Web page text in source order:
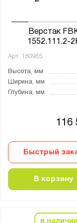
Верстак
1552.111.2-
Арт. 180965
Высота, мм
Ширина, мм
Глубина, мм
116
Быстрый
В корзину
в
Материал:
ЛДСП
Пластик
Сталь
Столешница:
ЛДСП 25